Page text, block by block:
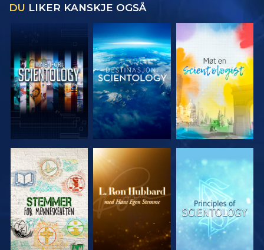
DU LIKER KANSKJE OGSÅ
UTFORSK
SERIEN
UTFORSK
SERIEN
UTFORSK
SERIEN